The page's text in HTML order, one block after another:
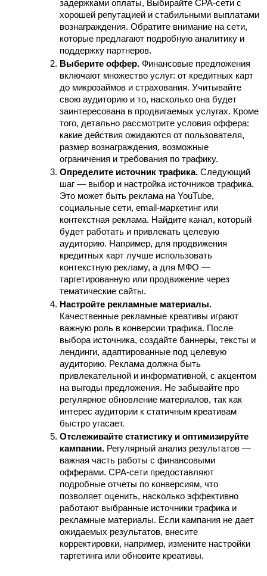
задержками оплаты, Выбирайте CPA-сети с
хорошей репутацией и стабильными выплатами
вознаграждения. Обратите внимание на сети,
которые предлагают подробную аналитику и
поддержку партнеров.
Выберите оффер. Финансовые предложения
включают множество услуг: от кредитных карт
до микрозаймов и страхования. Учитывайте
свою аудиторию и то, насколько она будет
заинтересована в продвигаемых услугах. Кроме
того, детально рассмотрите условия оффера:
какие действия ожидаются от пользователя,
размер вознаграждения, возможные
ограничения и требования по трафику.
Определите источник трафика. Следующий
шаг — выбор и настройка источников трафика.
Это может быть реклама на YouTube,
социальные сети, email-маркетинг или
контекстная реклама. Найдите канал, который
будет работать и привлекать целевую
аудиторию. Например, для продвижения
кредитных карт лучше использовать
контекстную рекламу, а для МФО —
таргетированную или продвижение через
тематические сайты.
Настройте рекламные материалы.
Качественные рекламные креативы играют
важную роль в конверсии трафика. После
выбора источника, создайте баннеры, тексты и
лендинги, адаптированные под целевую
аудиторию. Реклама должна быть
привлекательной и информативной, с акцентом
на выгоды предложения. Не забывайте про
регулярное обновление материалов, так как
интерес аудитории к статичным креативам
быстро угасает.
Отслеживайте статистику и оптимизируйте
кампании. Регулярный анализ результатов —
важная часть работы с финансовыми
офферами. CPA-сети предоставляют
подробные отчеты по конверсиям, что
позволяет оценить, насколько эффективно
работают выбранные источники трафика и
рекламные материалы. Если кампания не дает
ожидаемых результатов, внесите
корректировки, например, измените настройки
таргетинга или обновите креативы.